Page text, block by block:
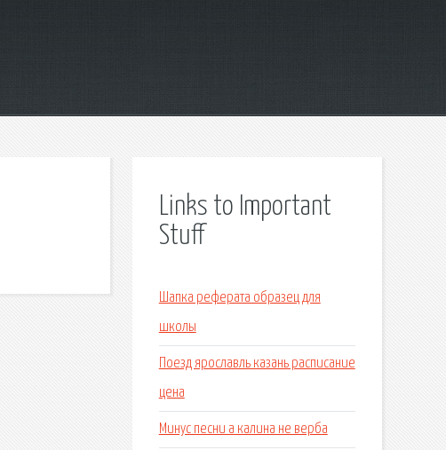
Links to Important
Stuff
Шапка реферата образец для
школы
Поезд ярославль казань расписание
цена
Минус песни а калина не верба